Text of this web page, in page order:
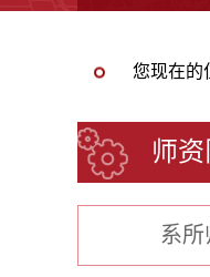
您现在的
师
系所